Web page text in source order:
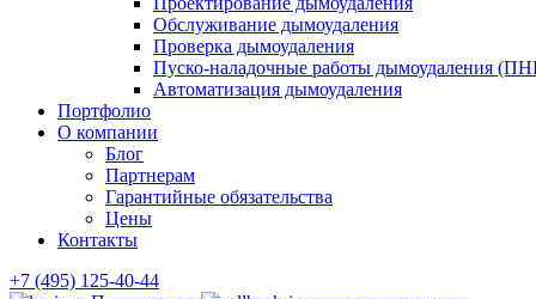
Обслуживание дымоудаления
Проверка дымоудаления
Пуско-наладочные работы дымоудаления
Автоматизация дымоудаления
Портфолио
О компании
Блог
Партнерам
Гарантийные обязательства
Цены
Контакты
+7 (495) 125-40-44